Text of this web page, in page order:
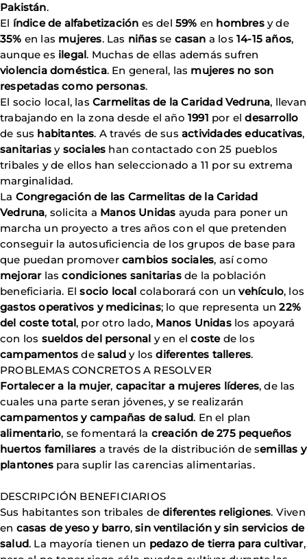
Pakistán.
El índice de alfabetización es del59% en hombresy de
35% en las mujeres. Las niñasse casan a los14-15 años,
aunque es ilegal. Muchas de ellas además sufren
violencia doméstica. En general, las mujeres no son
respetadas como personas.
El socio local, las Carmelitas de la Caridad Vedruna, llevan
trabajando en la zona desde el año 1991 por eldesarrollo
de sus habitantes. A través de susactividades educativas,
sanitariasy sociales han contactado con 25 pueblos
tribales y de ellos han seleccionado a 11 por su extrema
marginalidad.
La Congregación de las Carmelitas de la Caridad
Vedruna, solicita a Manos Unidas ayuda para poner un
marcha un proyecto a tres años con el que pretenden
conseguir la autosuficiencia de los grupos de base para
que puedan promover cambios sociales, así como
mejorar lascondiciones sanitariasde la población
beneficiaria. Elsocio local colaborará con unvehículo, los
gastos operativos y medicinas; lo que representa un22%
del coste total, por otro lado, Manos Unidaslos apoyará
con los sueldos del personal y en elcoste de los
campamentosdesaludy losdiferentes talleres.
PROBLEMAS CONCRETOS A RESOLVER
Fortalecer a la mujer, capacitar a mujeres líderes, de las
cuales una parte seran jóvenes, y se realizarán
campamentos y campañas de salud. En el plan
alimentario, se fomentará la creación de 275 pequeños
huertos familiares a través de la distribución de semillas y
plantonespara suplir las carencias alimentarias.
DESCRIPCIÓN BENEFICIARIOS
Sus habitantes son tribales dediferentes religiones. Viven
en casas de yeso y barro,sin ventilación y sin servicios de
salud. La mayoría tienen un pedazo de tierra para cultivar,